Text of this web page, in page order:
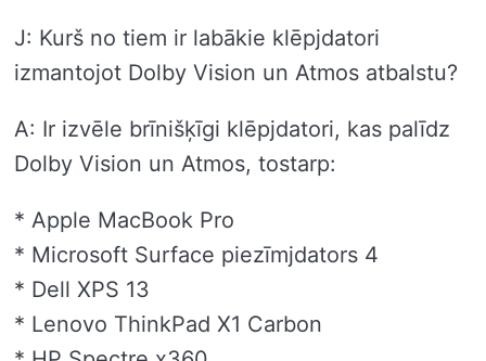
J: Kurš no tiem ir labākie klēpjdatori
izmantojot Dolby Vision un Atmos atbalstu?
A: Ir izvēle brīnišķīgi klēpjdatori, kas palīdz
Dolby Vision un Atmos, tostarp:
* Apple MacBook Pro
* Microsoft Surface piezīmjdators 4
* Dell XPS 13
* Lenovo ThinkPad X1 Carbon